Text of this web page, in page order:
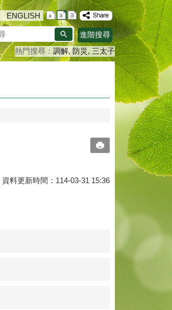
ENGLISH
搜
尋
進階搜尋
熱門搜尋： 調解 防災
三太子
資料更新時間：114-03-31 15:36